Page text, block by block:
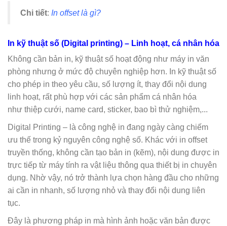
Chi tiết: In offset là gì?
In kỹ thuật số (Digital printing) – Linh hoạt, cá nhân hóa
Không cần bản in, kỹ thuật số hoạt động như máy in văn
phòng nhưng ở mức độ chuyên nghiệp hơn. In kỹ thuật số
cho phép in theo yêu cầu, số lượng ít, thay đổi nội dung
linh hoạt, rất phù hợp với các sản phẩm cá nhân hóa
như thiệp cưới, name card, sticker, bao bì thử nghiệm,...
Digital Printing – là công nghệ in đang ngày càng chiếm
ưu thế trong kỷ nguyên công nghệ số. Khác với in offset
truyền thống, không cần tạo bản in (kẽm), nội dung được in
trực tiếp từ máy tính ra vật liệu thông qua thiết bị in chuyên
dụng. Nhờ vậy, nó trở thành lựa chọn hàng đầu cho những
ai cần in nhanh, số lượng nhỏ và thay đổi nội dung liên
tục.
Đây là phương pháp in mà hình ảnh hoặc văn bản được